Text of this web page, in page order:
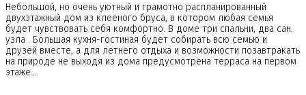
Небольшой, но очень уютный и грамотно распланированный
двухэтажный дом из клееного бруса, в котором любая семья
будет чувствовать себя комфортно. В доме три спальни, два сан.
узла . Большая кухня-гостиная будет собирать всю семью и
друзей вместе, а для летнего отдыха и возможности позавтракать
на природе не выходя из дома предусмотрена терраса на первом
этаже…